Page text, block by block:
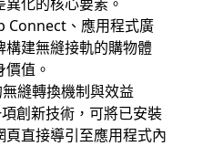
Connect、應用程式廣
構建無縫接軌的購物體
值。
縫轉換機制與效益
創新技術，可將已安裝
直接導引至應用程式內